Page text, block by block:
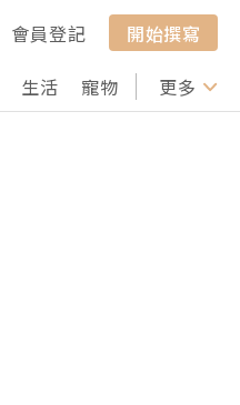
會員登記
開始撰寫
生活 寵物 行山 打卡
更多